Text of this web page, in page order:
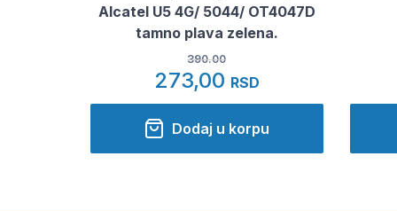
Alcatel U5 4G/ 5044/ OT4047D
tamno plava zelena.
390.00
273,00 RSD
Dodaj u korpu